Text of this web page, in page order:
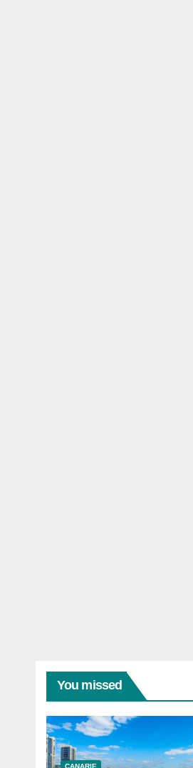
You missed
CANARIE